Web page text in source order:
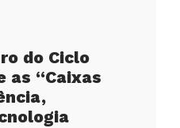
do Ciclo
as “Caixas